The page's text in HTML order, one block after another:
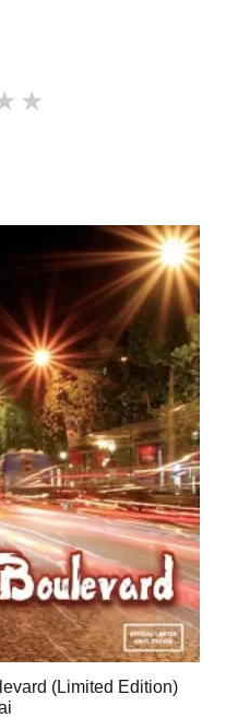
(Limited Edition)